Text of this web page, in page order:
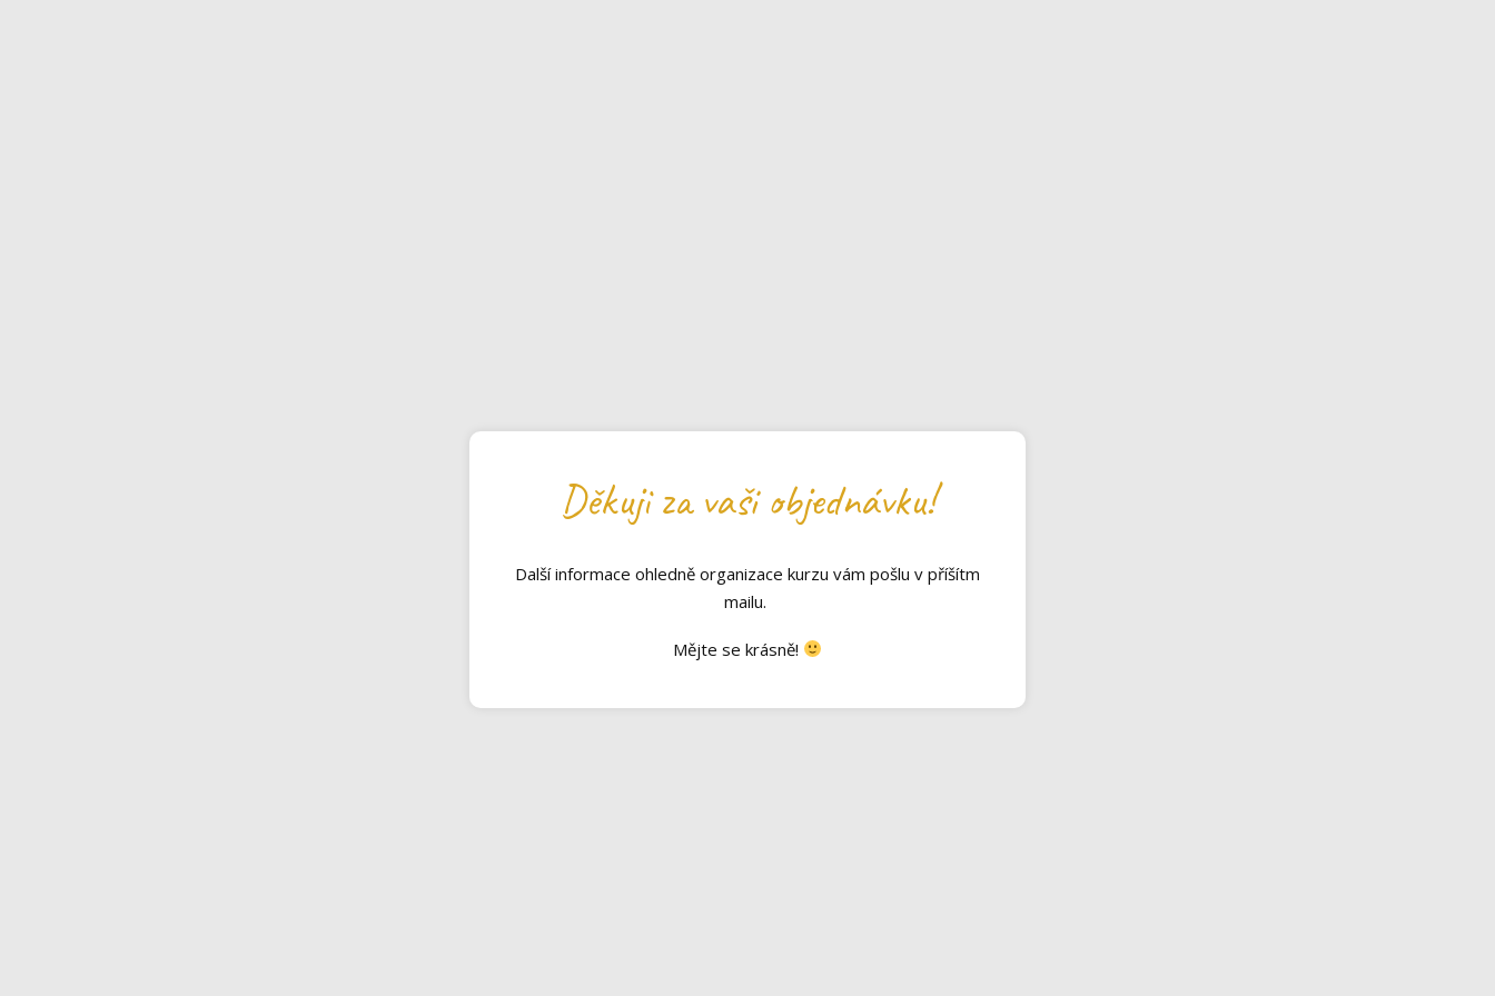
Děkuji za vaši objednávku!
Další informace ohledně organizace kurzu vám pošlu v příšítm
mailu.
Mějte se krásně!